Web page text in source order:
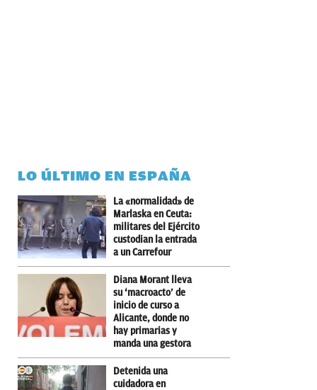
LO ÚLTIMO EN ESPAÑA
La «normalidad» de
Marlaska en Ceuta:
militares del Ejército
custodian la entrada
a un Carrefour
Diana Morant lleva
su ‘macroacto’ de
inicio de curso a
Alicante, donde no
hay primarias y
manda una gestora
Detenida una
cuidadora en